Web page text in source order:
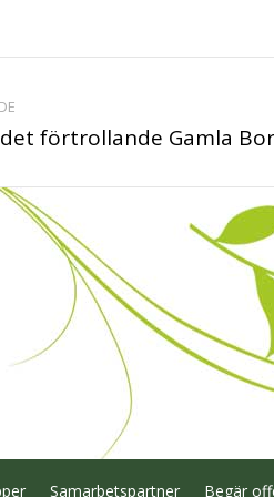
förtrollande Gamla
Samarbetspartner Begär